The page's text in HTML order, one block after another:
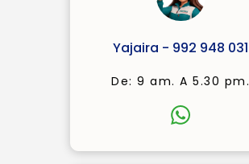
Yajaira - 992 948 031
De: 9 am. A 5.30 pm.